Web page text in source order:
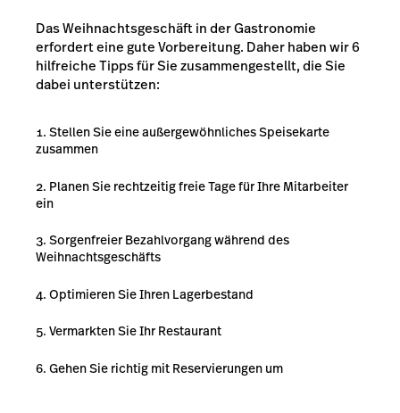
Das Weihnachtsgeschäft in der Gastronomie
erfordert eine gute Vorbereitung. Daher haben wir 6
hilfreiche Tipps für Sie zusammengestellt, die Sie
dabei unterstützen:
Stellen Sie eine außergewöhnliches Speisekarte
zusammen
Planen Sie rechtzeitig freie Tage für Ihre Mitarbeiter
ein
Sorgenfreier Bezahlvorgang während des
Weihnachtsgeschäfts
Optimieren Sie Ihren Lagerbestand
Vermarkten Sie Ihr Restaurant
Gehen Sie richtig mit Reservierungen um